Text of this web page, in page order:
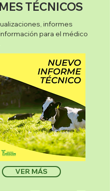
TÉCNICOS
informes
para el médico
VER MÁS